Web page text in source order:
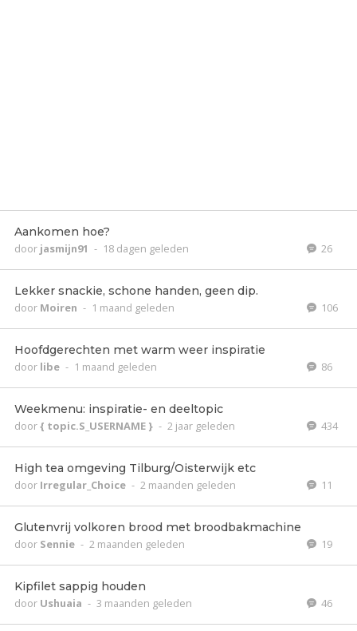
Aankomen hoe?
door jasmijn91 - 18 dagen geleden 26
Lekker snackie, schone handen, geen dip.
door Moiren - 1 maand geleden 106
Hoofdgerechten met warm weer inspiratie
door libe - 1 maand geleden 86
Weekmenu: inspiratie- en deeltopic
door{ topic.S_USERNAME } - 2 jaar geleden 434
High tea omgeving Tilburg/Oisterwijk etc
door Irregular_Choice - 2 maanden geleden 11
Glutenvrij volkoren brood met broodbakmachine
door Sennie - 2 maanden geleden 19
Kipfilet sappig houden
door Ushuaia - 3 maanden geleden 46